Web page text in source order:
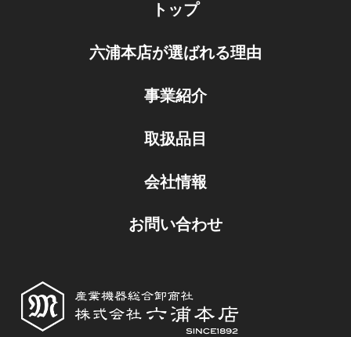
トップ
六浦本店が選ばれる理由
事業紹介
取扱品目
会社情報
お問い合わせ